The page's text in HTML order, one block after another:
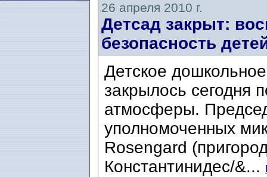
26 апреля 2010 г.
Детсад закрыт:
безопасность
Детское
закрылось сегодня
атмосферы.
уполномоченных
Rosengard
Константинидес/&...